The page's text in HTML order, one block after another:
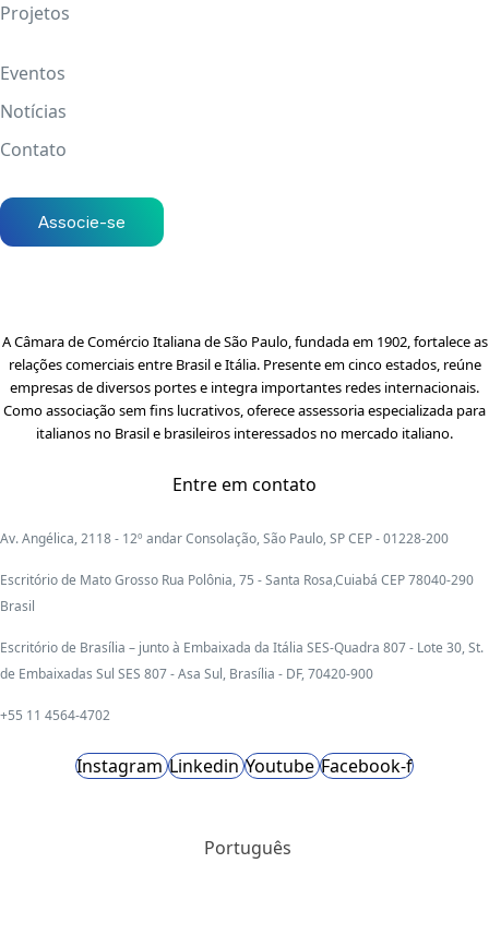
Projetos
Eventos
Notícias
Contato
Associe-se
A Câmara de Comércio Italiana de São Paulo, fundada em 1902, fortalece as
relações comerciais entre Brasil e Itália. Presente em cinco estados, reúne
empresas de diversos portes e integra importantes redes internacionais.
Como associação sem fins lucrativos, oferece assessoria especializada para
italianos no Brasil e brasileiros interessados no mercado italiano.
Entre em contato
Av. Angélica, 2118 - 12º andar Consolação, São Paulo, SP CEP - 01228-200
Escritório de Mato Grosso Rua Polônia, 75 - Santa Rosa,Cuiabá CEP 78040-290
Brasil
Escritório de Brasília – junto à Embaixada da Itália SES-Quadra 807 - Lote 30, St.
de Embaixadas Sul SES 807 - Asa Sul, Brasília - DF, 70420-900
+55 11 4564-4702
Instagram Linkedin Youtube Facebook-f
Português